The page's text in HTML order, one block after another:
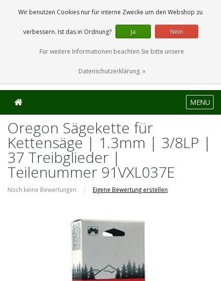
0 Artikel
MENU
Oregon Sägekette für
Kettensäge | 1.3mm | 3/8LP |
37 Treibglieder |
Teilenummer 91VXL037E
Noch keine Bewertungen | Eigene Bewertung erstellen
Wir benutzen Cookies nur für interne Zwecke um den Webshop zu
verbessern. Ist das in Ordnung? Ja Nein
Für weitere Informationen beachten Sie bitte unsere
Datenschutzerklärung. »